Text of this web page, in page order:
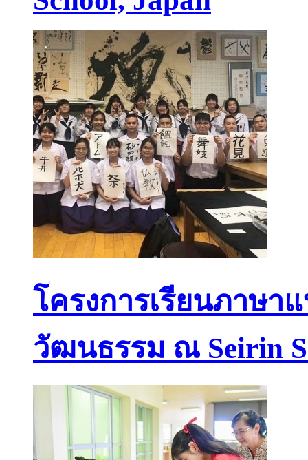
โครงการเรียนภาษา
วัฒนธรรม ณ Seirin